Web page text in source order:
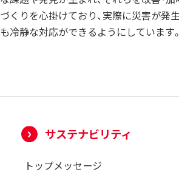
づくりを心掛けており、実際に災害が発
も冷静な対応ができるようにしています。
サステナビリティ
トップメッセージ